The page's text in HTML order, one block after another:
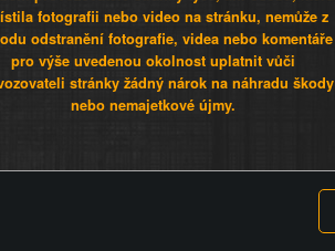
fotografii nebo video na stránku, nemůže z
odstranění fotografie, videa nebo komentáře
pro výše uvedenou okolnost uplatnit vůči
stránky žádný nárok na náhradu škody
nebo nemajetkové újmy.